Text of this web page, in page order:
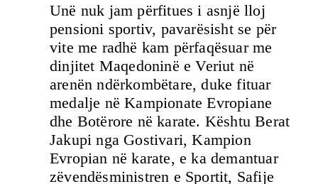
Unë nuk jam përfitues i asnjë lloj
pensioni sportiv, pavarësisht se për
vite me radhë kam përfaqësuar me
dinjitet Maqedoninë e Veriut në
arenën ndërkombëtare, duke fituar
medalje në Kampionate Evropiane
dhe Botërore në karate. Kështu Berat
Jakupi nga Gostivari, Kampion
Evropian në karate, e ka demantuar
zëvendësministren e Sportit, Safije